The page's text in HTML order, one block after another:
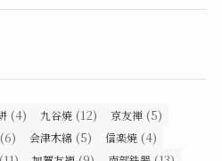
(4) 九谷焼 (12) 京友禅 (5)
(6) 会津木綿 (5) 信楽焼 (4)